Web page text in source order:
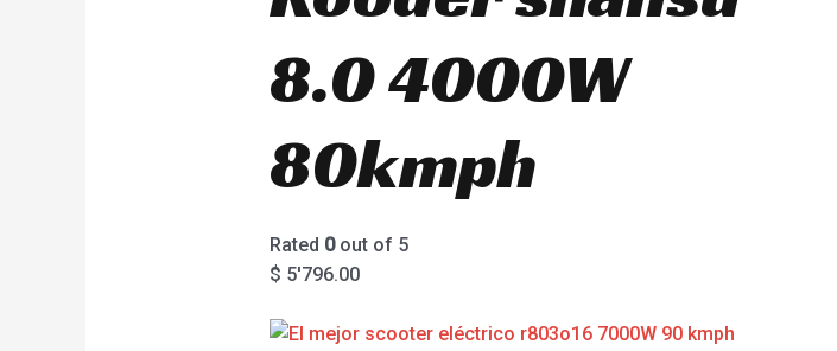
8.0 4000W
80kmph
Rated 0out of 5
$ 5'796.00